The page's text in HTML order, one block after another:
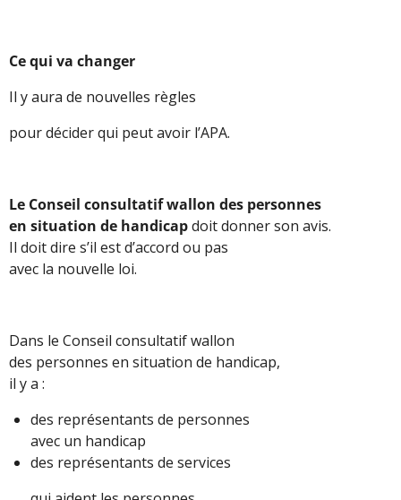
Ce qui va changer
Il y aura de nouvelles règles
pour décider qui peut avoir l’APA.
Le Conseil consultatif wallon des personnes
en situation de handicapdoit donner son avis.
Il doit dire s’il est d’accord ou pas
avec la nouvelle loi.
Dans le Conseil consultatif wallon
des personnes en situation de handicap,
il y a :
des représentants de personnes
avec un handicap
des représentants de services